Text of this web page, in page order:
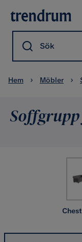
Sök
Hem Möbler